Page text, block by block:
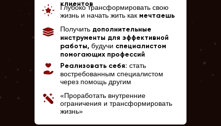
клиентов
Глубоко трансформировать свою
жизнь и начать жить как мечтаешь
Получить дополнительные
инструменты для эффективной
работы, будучи специалистом
помогающих профессий
Реализовать себя: стать
востребованным специалистом
через помощь другим
«Проработать внутренние
ограничения и трансформировать
жизнь»